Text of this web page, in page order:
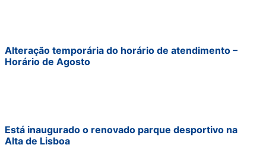
Alteração temporária do horário de atendimento –
Horário de Agosto
Está inaugurado o renovado parque desportivo na
Alta de Lisboa